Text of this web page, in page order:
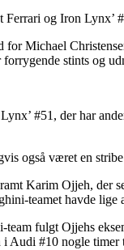
og Iron Lynx’
for Michael
stints og
#51, der har
også været en
Karim Ojjeh, der
teamet havde
team fulgt Ojjehs
Audi #10 nogle timer